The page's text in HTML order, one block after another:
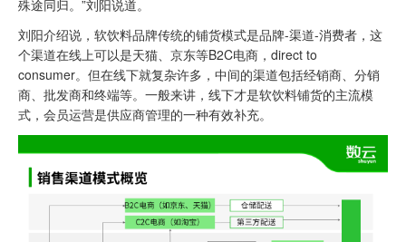
殊途同归。”刘阳说道。
刘阳介绍说，软饮料品牌传统的铺货模式是品牌-渠道-消费者，这
个渠道在线上可以是天猫、京东等B2C电商，direct to
consumer。但在线下就复杂许多，中间的渠道包括经销商、分销
商、批发商和终端等。一般来讲，线下才是软饮料铺货的主流模
式，会员运营是供应商管理的一种有效补充。